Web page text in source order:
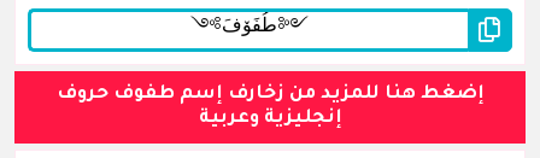
إضغط هنا للمزيد من زخارف إسم طفوف حروف
إنجليزية وعربية